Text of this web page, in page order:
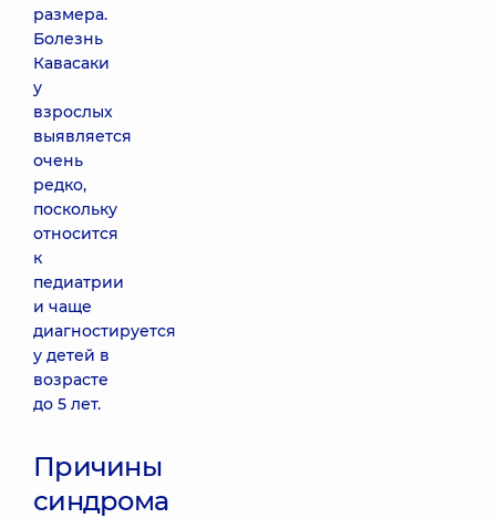
размера.
Болезнь
Кавасаки
у
взрослых
выявляется
очень
редко,
поскольку
относится
к
педиатрии
и чаще
диагностируется
у детей в
возрасте
до 5 лет.
Причины
синдрома